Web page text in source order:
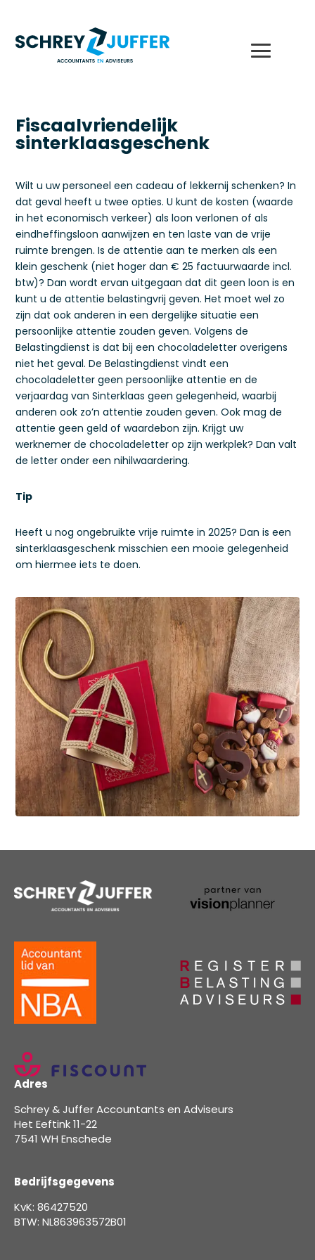
Fiscaalvriendelijk
sinterklaasgeschenk
Wilt u uw personeel een cadeau of lekkernij schenken? In
dat geval heeft u twee opties. U kunt de kosten (waarde
in het economisch verkeer) als loon verlonen of als
eindheffingsloon aanwijzen en ten laste van de vrije
ruimte brengen. Is de attentie aan te merken als een
klein geschenk (niet hoger dan € 25 factuurwaarde incl.
btw)? Dan wordt ervan uitgegaan dat dit geen loon is en
kunt u de attentie belastingvrij geven. Het moet wel zo
zijn dat ook anderen in een dergelijke situatie een
persoonlijke attentie zouden geven. Volgens de
Belastingdienst is dat bij een chocoladeletter overigens
niet het geval. De Belastingdienst vindt een
chocoladeletter geen persoonlijke attentie en de
verjaardag van Sinterklaas geen gelegenheid, waarbij
anderen ook zo’n attentie zouden geven. Ook mag de
attentie geen geld of waardebon zijn. Krijgt uw
werknemer de chocoladeletter op zijn werkplek? Dan valt
de letter onder een nihilwaardering.
Tip
Heeft u nog ongebruikte vrije ruimte in 2025? Dan is een
sinterklaasgeschenk misschien een mooie gelegenheid
om hiermee iets te doen.
Adres
Schrey & Juffer Accountants en Adviseurs
Het Eeftink 11-22
7541 WH Enschede
Bedrijfsgegevens
KvK: 86427520
BTW: NL863963572B01